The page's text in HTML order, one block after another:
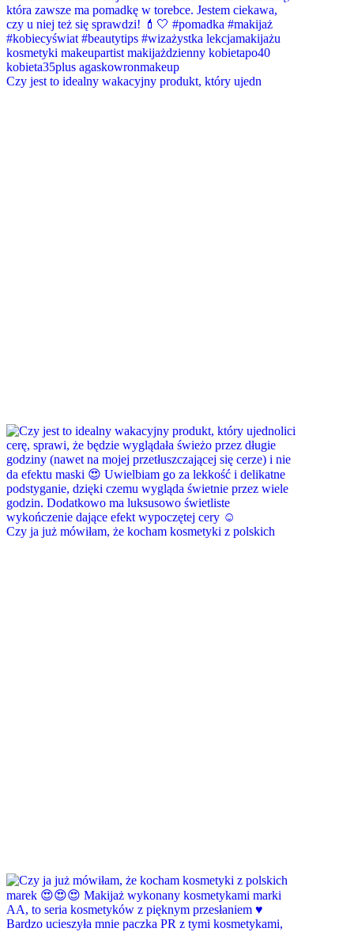
Czy jest to idealny wakacyjny produkt, który ujedn
Czy ja już mówiłam, że kocham kosmetyki z polskich